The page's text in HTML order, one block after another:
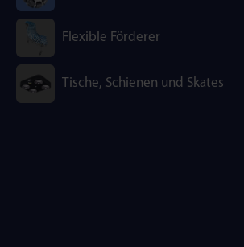
Flexible Förderer
Tische, Schienen und Skates